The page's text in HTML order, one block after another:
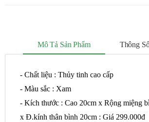
Mô Tả Sản Phẩm Thông
- Chất liệu : Thủy tinh cao cấp
- Màu sắc : Xam
- Kích thước : Cao 20cm x Rộng miệng
x Đ.kính thân bình 20cm : Giá 299.000đ